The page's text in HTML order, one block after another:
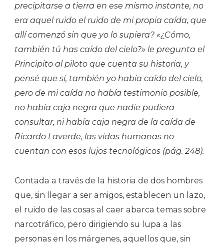
precipitarse a tierra en ese mismo instante, no
era aquel ruido el ruido de mi propia caída, que
allí comenzó sin que yo lo supiera? «¿Cómo,
también tú has caído del cielo?» le pregunta el
Principito al piloto que cuenta su historia, y
pensé que sí, también yo había caído del cielo,
pero de mi caída no había testimonio posible,
no había caja negra que nadie pudiera
consultar, ni había caja negra de la caída de
Ricardo Laverde, las vidas humanas no
cuentan con esos lujos tecnológicos (pág. 248).
Contada a través de la historia de dos hombres
que, sin llegar a ser amigos, establecen un lazo,
el ruido de las cosas al caer abarca temas sobre
narcotráfico, pero dirigiendo su lupa a las
personas en los márgenes, aquellos que, sin